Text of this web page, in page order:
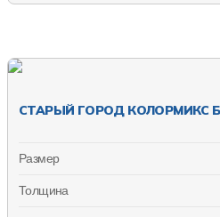
СТАРЫЙ ГОРОД КОЛОРМИКС
Размер
Толщина